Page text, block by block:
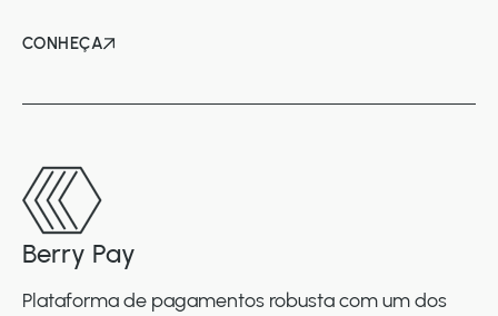
CONHEÇA
Berry Pay
Plataforma de pagamentos robusta com um dos